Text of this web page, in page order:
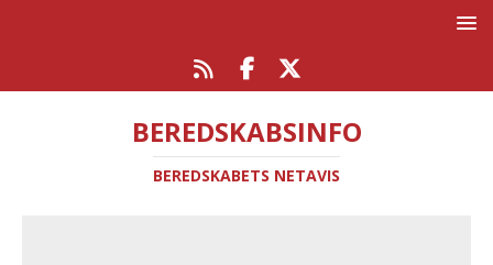
BEREDSKABSINFO
BEREDSKABETS NETAVIS